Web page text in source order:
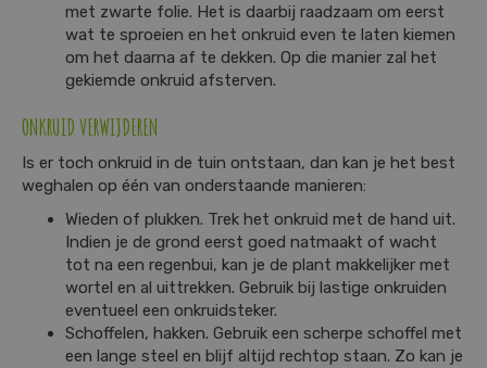
met zwarte folie. Het is daarbij raadzaam om eerst
wat te sproeien en het onkruid even te laten kiemen
om het daarna af te dekken. Op die manier zal het
gekiemde onkruid afsterven.
ONKRUID VERWIJDEREN
Is er toch onkruid in de tuin ontstaan, dan kan je het best
weghalen op één van onderstaande manieren:
Wieden of plukken. Trek het onkruid met de hand uit.
Indien je de grond eerst goed natmaakt of wacht
tot na een regenbui, kan je de plant makkelijker met
wortel en al uittrekken. Gebruik bij lastige onkruiden
eventueel een onkruidsteker.
Schoffelen, hakken. Gebruik een scherpe schoffel met
een lange steel en blijf altijd rechtop staan. Zo kan je